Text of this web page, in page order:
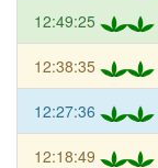
12:49:25
12:38:35
12:27:36
12:18:49